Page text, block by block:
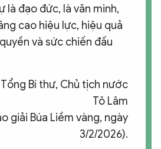
là đạo đức, là văn minh,
cao hiệu lực, hiệu quả
và sức chiến đấu
Bí thư, Chủ tịch nước
Tô Lâm
giải Búa Liềm vàng, ngày
3/2/2026).